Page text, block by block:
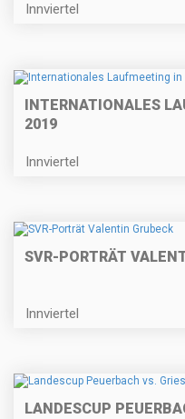
Innviertel
INTERNATIONALES
2019
Innviertel
SVR-PORTRÄT
Innviertel
LANDESCUP